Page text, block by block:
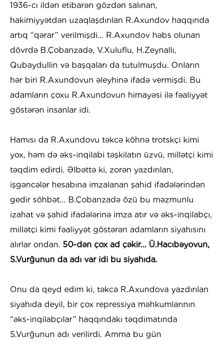
1936-cı ildən etibarən gözdən salınan,
hakimiyyətdən uzaqlaşdırılan R.Axundov haqqında
artıq “qərar” verilmişdi… R.Axundov həbs olunan
dövrdə B.Çobanzadə, V.Xuluflu, H.Zeynallı,
Qubaydullin və başqaları da tutulmuşdu. Onların
hər biri R.Axundovun əleyhinə ifadə vermişdi. Bu
adamların çoxu R.Axundovun himayəsi ilə fəaliyyət
göstərən insanlar idi.
Hamısı da R.Axundovu təkcə köhnə trotskçi kimi
yox, həm də əks-inqilabi təşkilatın üzvü, millətçi kimi
təqdim edirdi. Əlbəttə ki, zorən yazdırılan,
işgəncələr hesabına imzalanan şahid ifadələrindən
gedir söhbət… B.Çobanzadə özü bu məzmunlu
izahat və şahid ifadələrinə imza atır və əks-inqilabçı,
millətçi kimi fəaliyyət göstərən adamların siyahısını
alırlar ondan. 50-dən çox ad çəkir… Ü.Hacıbəyovun,
S.Vurğunun da adı var idi bu siyahıda.
Onu da qeyd edim ki, təkcə R.Axundova yazdırılan
siyahıda deyil, bir çox repressiya məhkumlarının
“əks-inqilabçılar” haqqındakı təqdimatında
S.Vurğunun adı verilirdi. Amma bu gün